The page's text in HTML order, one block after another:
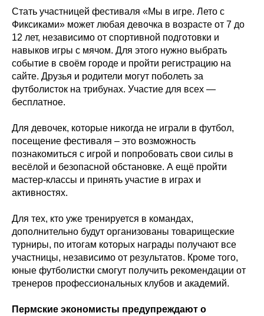
Стать участницей фестиваля «Мы в игре. Лето с
Фиксиками» может любая девочка в возрасте от 7 до
12 лет, независимо от спортивной подготовки и
навыков игры с мячом. Для этого нужно выбрать
событие в своём городе и пройти регистрацию на
сайте. Друзья и родители могут поболеть за
футболисток на трибунах. Участие для всех —
бесплатное.
Для девочек, которые никогда не играли в футбол,
посещение фестиваля – это возможность
познакомиться с игрой и попробовать свои силы в
весёлой и безопасной обстановке. А ещё пройти
мастер-классы и принять участие в играх и
активностях.
Для тех, кто уже тренируется в командах,
дополнительно будут организованы товарищеские
турниры, по итогам которых награды получают все
участницы, независимо от результатов. Кроме того,
юные футболистки смогут получить рекомендации от
тренеров профессиональных клубов и академий.
Пермские экономисты предупреждают о